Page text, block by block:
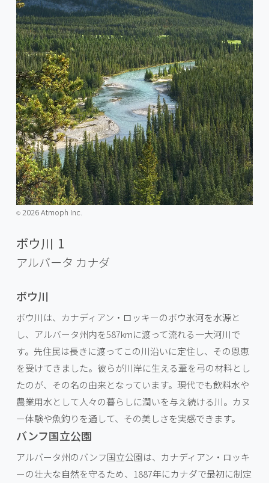
©️2026 Atmoph Inc.
ボウ川 1
アルバータ カナダ
ボウ川
ボウ川は、カナディアン・ロッキーのボウ氷河を水源と
し、アルバータ州内を587kmに渡って流れる一大河川で
す。先住民は長きに渡ってこの川沿いに定住し、その恩恵
を受けてきました。彼らが川岸に生える葦を弓の材料とし
たのが、その名の由来となっています。現代でも飲料水や
農業用水として人々の暮らしに潤いを与え続ける川。カヌ
ー体験や魚釣りを通して、その美しさを実感できます。
バンフ国立公園
アルバータ州のバンフ国立公園は、カナディアン・ロッキ
ーの壮大な自然を守るため、1887年にカナダで最初に制定